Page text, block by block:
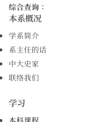
综合查询：
本系概况
学系简介
系主任的话
中大史家
联络我们
学习
本科课程